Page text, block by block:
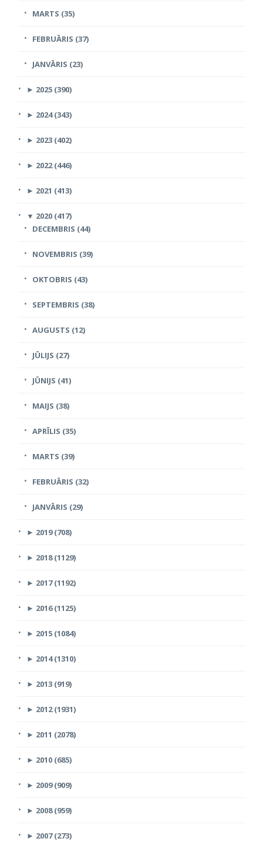
MARTS (35)
FEBRUĀRIS (37)
JANVĀRIS (23)
► 2025 (390)
► 2024 (343)
► 2023 (402)
► 2022 (446)
► 2021 (413)
▼ 2020 (417)
DECEMBRIS (44)
NOVEMBRIS (39)
OKTOBRIS (43)
SEPTEMBRIS (38)
AUGUSTS (12)
JŪLIJS (27)
JŪNIJS (41)
MAIJS (38)
APRĪLIS (35)
MARTS (39)
FEBRUĀRIS (32)
JANVĀRIS (29)
► 2019 (708)
► 2018 (1129)
► 2017 (1192)
► 2016 (1125)
► 2015 (1084)
► 2014 (1310)
► 2013 (919)
► 2012 (1931)
► 2011 (2078)
► 2010 (685)
► 2009 (909)
► 2008 (959)
► 2007 (273)